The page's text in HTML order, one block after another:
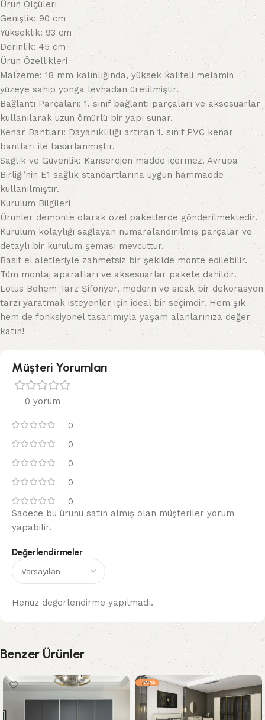
Ürün Ölçüleri
Genişlik: 90 cm
Yükseklik: 93 cm
Derinlik: 45 cm
Ürün Özellikleri
Malzeme: 18 mm kalınlığında, yüksek kaliteli melamin
yüzeye sahip yonga levhadan üretilmiştir.
Bağlantı Parçaları: 1. sınıf bağlantı parçaları ve aksesuarlar
kullanılarak uzun ömürlü bir yapı sunar.
Kenar Bantları: Dayanıklılığı artıran 1. sınıf PVC kenar
bantları ile tasarlanmıştır.
Sağlık ve Güvenlik: Kanserojen madde içermez. Avrupa
Birliği’nin E1 sağlık standartlarına uygun hammadde
kullanılmıştır.
Kurulum Bilgileri
Ürünler demonte olarak özel paketlerde gönderilmektedir.
Kurulum kolaylığı sağlayan numaralandırılmış parçalar ve
detaylı bir kurulum şeması mevcuttur.
Basit el aletleriyle zahmetsiz bir şekilde monte edilebilir.
Tüm montaj aparatları ve aksesuarlar pakete dahildir.
Lotus Bohem Tarz Şifonyer, modern ve sıcak bir dekorasyon
tarzı yaratmak isteyenler için ideal bir seçimdir. Hem şık
hem de fonksiyonel tasarımıyla yaşam alanlarınıza değer
katın!
Müşteri Yorumları
0 yorum
0
0
0
0
0
Değerlendirmeler
Henüz değerlendirme yapılmadı.
Sadece bu ürünü satın almış olan müşteriler yorum
yapabilir.
Benzer Ürünler
-12%